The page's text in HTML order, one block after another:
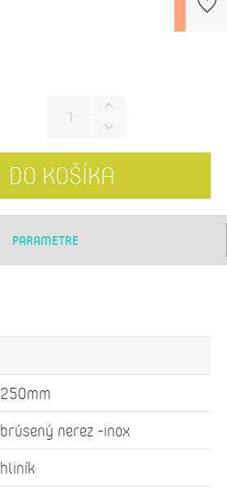
DO KOŠÍKA
PARAMETRE
250mm
brúsený nerez -inox
hliník